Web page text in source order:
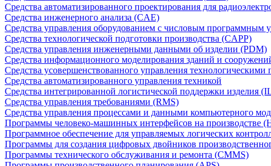
Средства автоматизированного проектирования для
Средства инженерного анализа (CAE)
Средства управления оборудованием с числовым программным
Средства технологической подготовки производства (CAPP)
Средства управления инженерными данными об изделии (PDM)
Средства информационного моделирования зданий и
Средства усовершенствованного управления
Средства автоматизированного управления техникой
Средства интегрированной логистической поддержки изделия
Средства управления требованиями (RMS)
Средства управления процессами и данными компьютерного
Программы человеко-машинных интерфейсов на производстве
Программное обеспечение для управляемых логических
Программы для создания цифровых двойников
Программы технического обслуживания и ремонта (CMMS)